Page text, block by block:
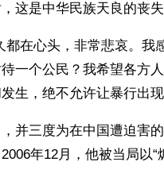
这是中华民族天良的丧失
在心头，非常悲哀。我
一个公民？我希望各方
生，绝不允许让暴行出现
并三度为在中国遭迫害
年12月，他被当局以“